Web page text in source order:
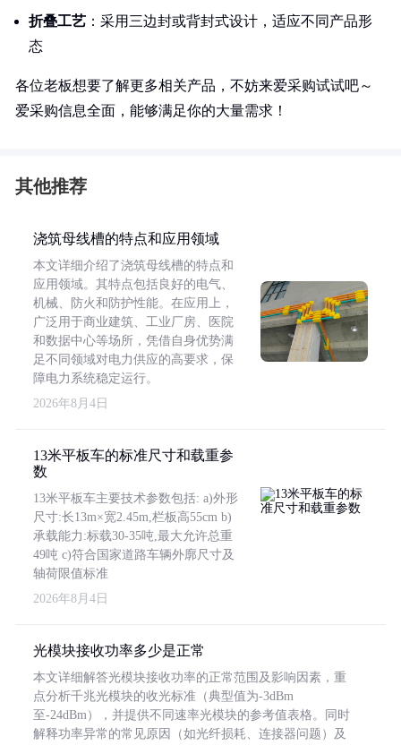
折叠工艺 ：采用三边封或背封式设计，适应不同产品形
态
各位老板想要了解更多相关产品，不妨来爱采购试试吧～
爱采购信息全面，能够满足你的大量需求！
其他推荐
浇筑母线槽的特点和应用领域
本文详细介绍了浇筑母线槽的特点和
应用领域。其特点包括良好的电气、
机械、防火和防护性能。在应用上，
广泛用于商业建筑、工业厂房、医院
和数据中心等场所，凭借自身优势满
足不同领域对电力供应的高要求，保
障电力系统稳定运行。
2026年8月4日
13米平板车的标准尺寸和载重参
数
13米平板车主要技术参数包括: a)外形
尺寸:长13m×宽2.45m,栏板高55cm b)
承载能力:标载30-35吨,最大允许总重
49吨 c)符合国家道路车辆外廓尺寸及
轴荷限值标准
2026年8月4日
光模块接收功率多少是正常
本文详细解答光模块接收功率的正常范围及影响因素，重
点分析千兆光模块的收光标准（典型值为-3dBm
至-24dBm），并提供不同速率光模块的参考值表格。同时
解释功率异常的常见原因（如光纤损耗、连接器问题）及